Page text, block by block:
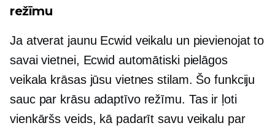
režīmu
Ja atverat jaunu Ecwid veikalu un pievienojat to
savai vietnei, Ecwid automātiski pielāgos
veikala krāsas jūsu vietnes stilam. Šo funkciju
sauc par krāsu adaptīvo režīmu. Tas ir ļoti
vienkāršs veids, kā padarīt savu veikalu par